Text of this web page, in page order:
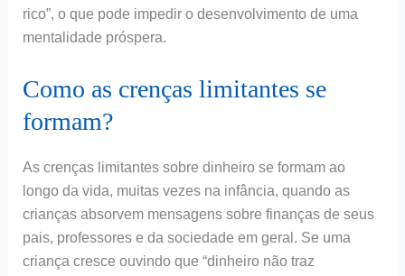
rico”, o que pode impedir o desenvolvimento de uma
mentalidade próspera.
Como as crenças limitantes se
formam?
As crenças limitantes sobre dinheiro se formam ao
longo da vida, muitas vezes na infância, quando as
crianças absorvem mensagens sobre finanças de seus
pais, professores e da sociedade em geral. Se uma
criança cresce ouvindo que “dinheiro não traz